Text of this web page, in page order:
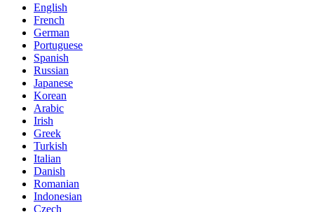
English
French
German
Portuguese
Spanish
Russian
Japanese
Korean
Arabic
Irish
Greek
Turkish
Italian
Danish
Romanian
Indonesian
Czech